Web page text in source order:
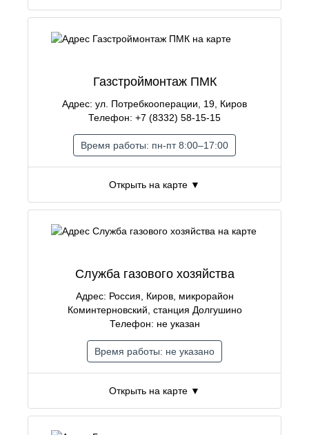
Открыть на карте ▼
Газстроймонтаж ПМК
Адрес: ул. Потребкооперации, 19, Киров
Телефон: +7 (8332) 58-15-15
Время работы: пн-пт 8:00–17:00
Открыть на карте ▼
Служба газового хозяйства
Адрес: Россия, Киров, микрорайон
Коминтерновский, станция Долгушино
Телефон: не указан
Время работы: не указано